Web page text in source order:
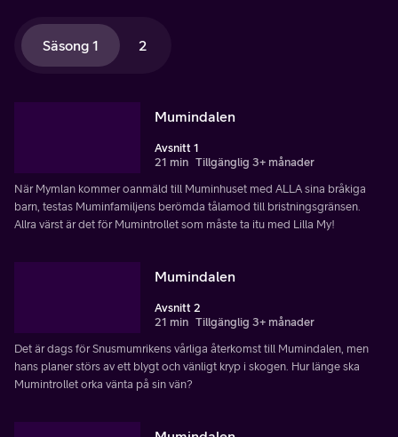
Säsong 1 2
Mumindalen
Avsnitt 1
21 min Tillgänglig 3+ månader
När Mymlan kommer oanmäld till Muminhuset med ALLA sina bråkiga
barn, testas Muminfamiljens berömda tålamod till bristningsgränsen.
Allra värst är det för Mumintrollet som måste ta itu med Lilla My!
Mumindalen
Avsnitt 2
21 min Tillgänglig 3+ månader
Det är dags för Snusmumrikens vårliga återkomst till Mumindalen, men
hans planer störs av ett blygt och vänligt kryp i skogen. Hur länge ska
Mumintrollet orka vänta på sin vän?